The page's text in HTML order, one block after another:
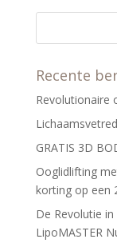
Recente
Revolutionaire
GRATIS 3D
Ooglidlifting
korting op een
De Revolutie
LipoMASTER